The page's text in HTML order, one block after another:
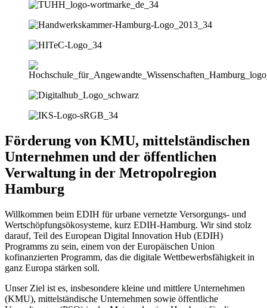
Förderung von KMU, mittelständischen
Unternehmen und der öffentlichen
Verwaltung in der Metropolregion
Hamburg
Willkommen beim EDIH für urbane vernetzte Versorgungs- und
Wertschöpfungsökosysteme, kurz EDIH-Hamburg. Wir sind stolz
darauf, Teil des European Digital Innovation Hub (EDIH)
Programms zu sein, einem von der Europäischen Union
kofinanzierten Programm, das die digitale Wettbewerbsfähigkeit in
ganz Europa stärken soll.
Unser Ziel ist es, insbesondere kleine und mittlere Unternehmen
(KMU), mittelständische Unternehmen sowie öffentliche